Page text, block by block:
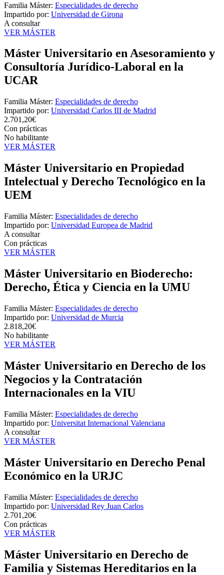
Familia Máster: Especialidades de derecho
Impartido por: Universidad de Girona
A consultar
VER MÁSTER
Máster Universitario en Asesoramiento y
Consultoría Jurídico-Laboral en la
UCAR
Familia Máster: Especialidades de derecho
Impartido por: Universidad Carlos III de Madrid
2.701,20€
Con prácticas
No habilitante
VER MÁSTER
Máster Universitario en Propiedad
Intelectual y Derecho Tecnológico en la
UEM
Familia Máster: Especialidades de derecho
Impartido por: Universidad Europea de Madrid
A consultar
Con prácticas
VER MÁSTER
Máster Universitario en Bioderecho:
Derecho, Ética y Ciencia en la UMU
Familia Máster: Especialidades de derecho
Impartido por: Universidad de Murcia
2.818,20€
No habilitante
VER MÁSTER
Máster Universitario en Derecho de los
Negocios y la Contratación
Internacionales en la VIU
Familia Máster: Especialidades de derecho
Impartido por: Universitat Internacional Valenciana
A consultar
VER MÁSTER
Máster Universitario en Derecho Penal
Económico en la URJC
Familia Máster: Especialidades de derecho
Impartido por: Universidad Rey Juan Carlos
2.701,20€
Con prácticas
VER MÁSTER
Máster Universitario en Derecho de
Familia y Sistemas Hereditarios en la